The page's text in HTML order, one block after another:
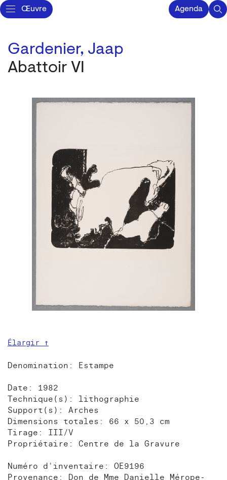
Œuvre Agenda
Gardenier, Jaap
Abattoir VI
Élargir ↑
Denomination: Estampe
Date: 1982
Technique(s): lithographie
Support(s): Arches
Dimensions totales: 66 x 50,3 cm
Tirage: III/V
Propriétaire: Centre de la Gravure
Numéro d'inventaire: OE9196
Provenance: Don de Mme Danielle Mérope-